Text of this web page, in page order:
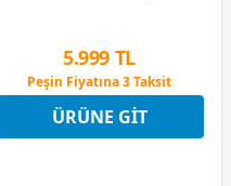
5.999 TL
Peşin Fiyatına 3 Taksit
12 Ay x 706 TL taksitle
Peşin Fiyatına 3 Taksit
ÜRÜNE GIT